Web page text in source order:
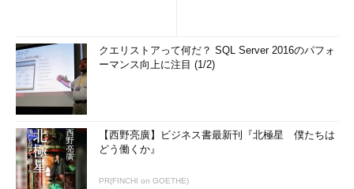
クエリストアって何だ？ SQL Server 2016のパフォ
ーマンス向上に注目 (1/2)
【西野亮廣】ビジネス書最新刊『北極星 僕たちは
どう働くか』
PR(FINCHI on GOETHE)